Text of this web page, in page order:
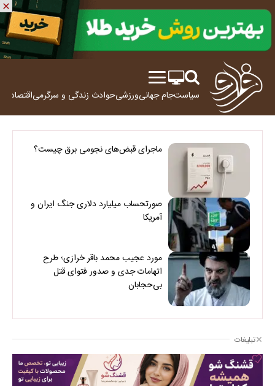
سیاستجام جهانیورزشیحوادث زندگی و سرگرمیاقتصاد
ماجرای قبض‌های نجومی برق چیست؟
صورتحساب میلیارد دلاری جنگ ایران و
آمریکا
مورد عجیب محمد باقر خرازی؛ طرح
اتهامات جدی و صدور فتوای قتل
بی‌حجابان
تبلیغات